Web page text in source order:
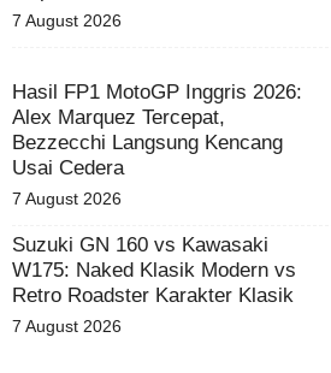
7 August 2026
Hasil FP1 MotoGP Inggris 2026:
Alex Marquez Tercepat,
Bezzecchi Langsung Kencang
Usai Cedera
7 August 2026
Suzuki GN 160 vs Kawasaki
W175: Naked Klasik Modern vs
Retro Roadster Karakter Klasik
7 August 2026